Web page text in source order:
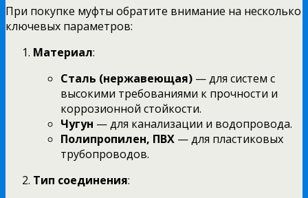
При покупке муфты обратите внимание на несколько
ключевых параметров:
Материал:
Сталь (нержавеющая) — для систем с
высокими требованиями к прочности и
коррозионной стойкости.
Чугун — для канализации и водопровода.
Полипропилен, ПВХ — для пластиковых
трубопроводов.
Тип соединения: